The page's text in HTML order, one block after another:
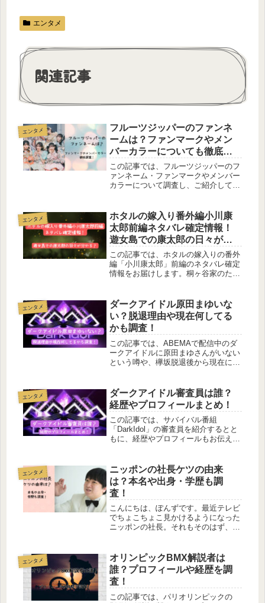
c
e
b
o
o
k
d
a
エンタメ
関連記事
エンタメ
フルーツジッパーのファンネ
ームは？ファンマークやメン
バーカラーについても徹底調
査！
この記事では、フルーツジッパーのフ
ァンネーム・ファンマークやメンバー
カラーについて調査し、ご紹介してい
っといいかも・・・と思うと気になっ
てきちゃうのがファンネームやファ...
エンタメ
ホタルの嫁入り番外編小川康
太郎前編ネタバレ確定情報！
遊女島での康太郎の日々が分
かる？
この記事では、ホタルの嫁入りの番外
編「小川康太郎」前編のネタバレ確定
情報をお届けします。桐ヶ谷家のため
間を見守ってくれる心強い味方になり
ましたが、脇役なので康太郎がお話の
中...
エンタメ
ダークアイドル原田まゆいな
い？脱退理由や現在何してる
かも調査！
この記事では、ABEMAで配信中のダ
ークアイドルに原田まゆさんがいない
という噂や、欅坂脱退後から現在に至
折した女の子がセカンドチャンスをつ
かんでアイドルデビューする、とい
う...
エンタメ
ダークアイドル審査員は誰？
経歴やプロフィールまとめ！
この記事では、サバイバル番組
「DarkIdol」の審査員を紹介するとと
もに、経歴やプロフィールもお伝えし
ルデビューする企画「DarkIdol」。ダ
ークアイドルの審査員も、個...
エンタメ
ニッポンの社長ケツの由来
は？本名や出身・学歴も調
査！
こんにちは、ぽんずです。最近テレビ
でちょこちょこ見かけるようになった
ニッポンの社長。それもそのはず、
です。毎回審査員から絶賛されている
辻さんとケツさんの2人。今回は、
何...
エンタメ
オリンピックBMX解説者は
誰？プロフィールや経歴を調
査！
この記事では、パリオリンピックの